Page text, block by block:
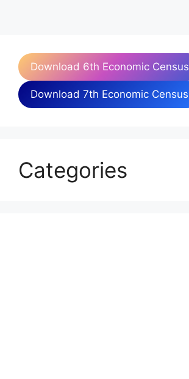
Download 6th Economic Census
Download 7th Economic Census
Categories